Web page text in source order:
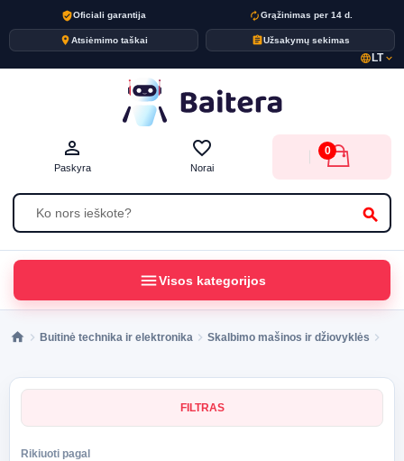
verified_userOficiali garantija autorenewGrąžinimas per 14 d.
placeAtsiėmimo taškai assignmentUžsakymų sekimas
language LTexpand_more
search
person_outline
Paskyra
favorite_border
Norai
0
menuVisos kategorijos
Buitinė technika ir elektronika Skalbimo mašinos ir džiovyklės
FILTRAS
Rikiuoti pagal